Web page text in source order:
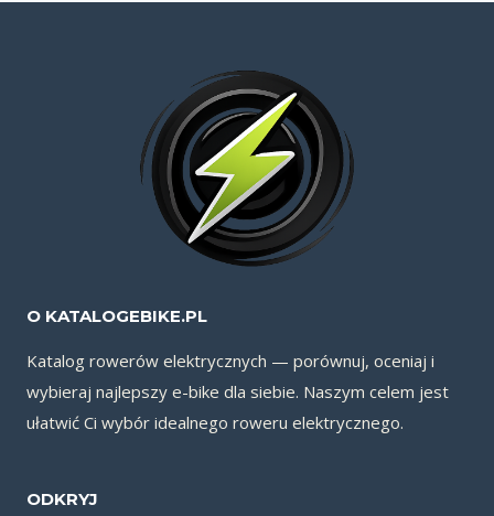
O KATALOGEBIKE.PL
Katalog rowerów elektrycznych — porównuj, oceniaj i
wybieraj najlepszy e-bike dla siebie. Naszym celem jest
ułatwić Ci wybór idealnego roweru elektrycznego.
ODKRYJ